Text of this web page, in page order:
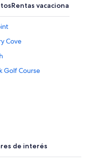
Rentas vacacionales
Cove
Golf Course
de interés